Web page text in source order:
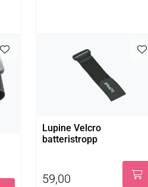
Lupine Velcro
batteristropp
59,00